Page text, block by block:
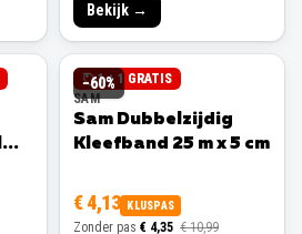
Bekijk →
−60%
1 + 1 GRATIS
SAM
Sam Dubbelzijdig
Kleefband 25 m x 5 cm
€ 4,13 KLUSPAS
Zonder pas € 4,35 € 10,99